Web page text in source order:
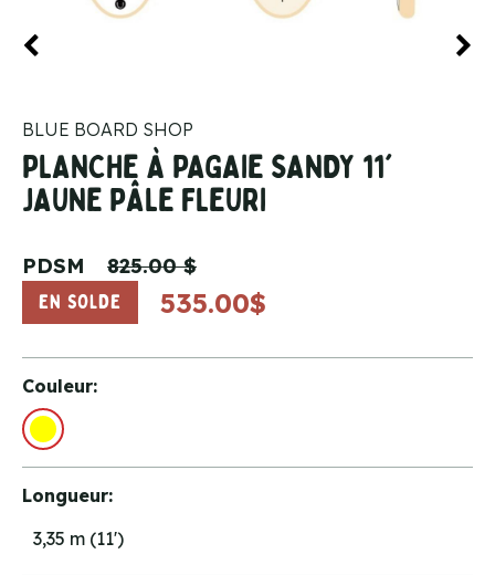
BLUE BOARD SHOP
PLANCHE À PAGAIE SANDY 11'
JAUNE PÂLE FLEURI
PDSM
825.00 $
EN SOLDE
535.00$
Couleur:
Longueur:
3,35 m (11')